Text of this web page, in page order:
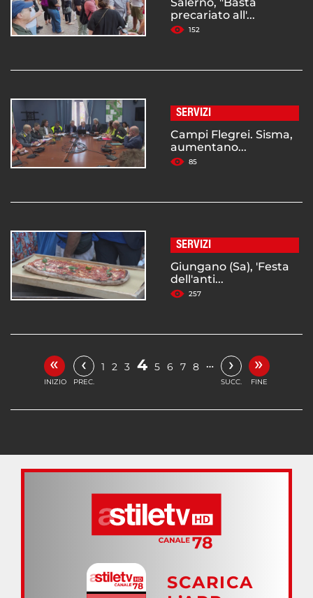
precariato all'...
152
SERVIZI
Campi Flegrei. Sisma,
aumentano...
85
SERVIZI
Giungano (Sa), 'Festa
dell'anti...
257
«
INIZIO
‹
PREC.
1 2 3 4 5 6 7 8 … ›
SUCC.
»
FINE
SCARICA